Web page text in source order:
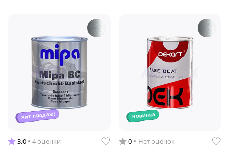
хит продаж!
3.0 4 оценки
новинка
0 Нет оценок